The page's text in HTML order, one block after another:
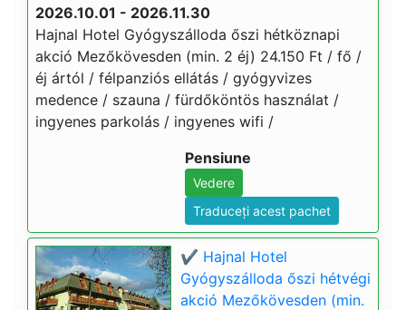
2026.10.01 - 2026.11.30
Hajnal Hotel Gyógyszálloda őszi hétköznapi
akció Mezőkövesden (min. 2 éj) 24.150 Ft / fő /
éj ártól / félpanziós ellátás / gyógyvizes
medence / szauna / fürdőköntös használat /
ingyenes parkolás / ingyenes wifi /
Pensiune
Vedere
Traduceți acest pachet
✔️ Hajnal Hotel
Gyógyszálloda őszi hétvégi
akció Mezőkövesden (min.